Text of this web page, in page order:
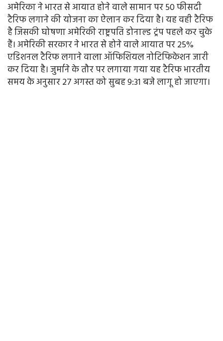
अमेरिका ने भारत से आयात होने वाले सामान पर 50 फीसदी
टैरिफ लगाने की योजना का ऐलान कर दिया है। यह वही टैरिफ
है जिसकी घोषणा अमेरिकी राष्ट्रपति डोनाल्ड ट्रंप पहले कर चुके
हैं। अमेरिकी सरकार ने भारत से होने वाले आयात पर 25%
एडिशनल टैरिफ लगाने वाला ऑफिशियल नोटिफिकेशन जारी
कर दिया है। जुर्माने के तौर पर लगाया गया यह टैरिफ भारतीय
समय के अनुसार 27 अगस्त को सुबह 9:31 बजे लागू हो जाएगा।